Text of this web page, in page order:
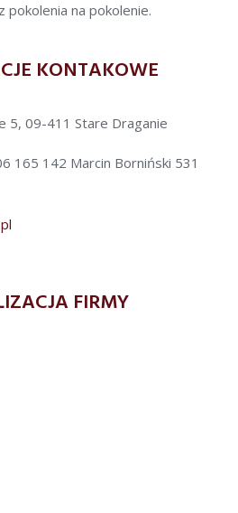
na pokolenie.
KONTAKOWE
5, 09-411 Stare Draganie
165 142 Marcin Borniński 531
FIRMY